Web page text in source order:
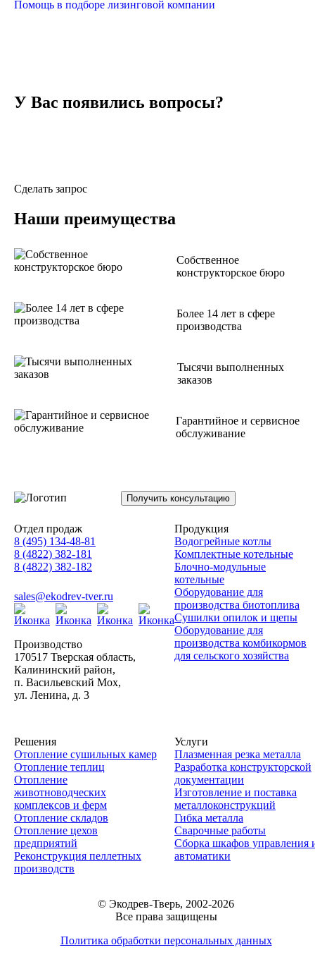
Помощь в подборе лизинговой компании
У Вас появились вопросы?
Сделать запрос
Наши преимущества
Собственное
конструкторское бюро
Более 14 лет в сфере
производства
Тысячи выполненных
заказов
Гарантийное и сервисное
обслуживание
Получить консультацию
Отдел продаж
8 (495) 134-48-81
8 (4822) 382-181
8 (4822) 382-182
sales@ekodrev-tver.ru
Производство
170517 Тверская область,
Калининский район,
п. Васильевский Мох,
ул. Ленина, д. 3
Продукция
Водогрейные котлы
Комплектные котельные
Блочно-модульные
котельные
Оборудование для
производства биотоплива
Сушилки опилок и щепы
Оборудование для
производства комбикормов
для сельского хозяйства
Решения
Отопление сушильных камер
Отопление теплиц
Отопление
животноводческих
комплексов и ферм
Отопление складов
Отопление цехов
предприятий
Реконструкция пеллетных
производств
Услуги
Плазменная резка металла
Разработка конструкторской
документации
Изготовление и поставка
металлоконструкций
Гибка металла
Сварочные работы
Сборка шкафов управления
автоматики
© Экодрев-Тверь, 2002-2026
Все права защищены
Политика обработки персональных данных